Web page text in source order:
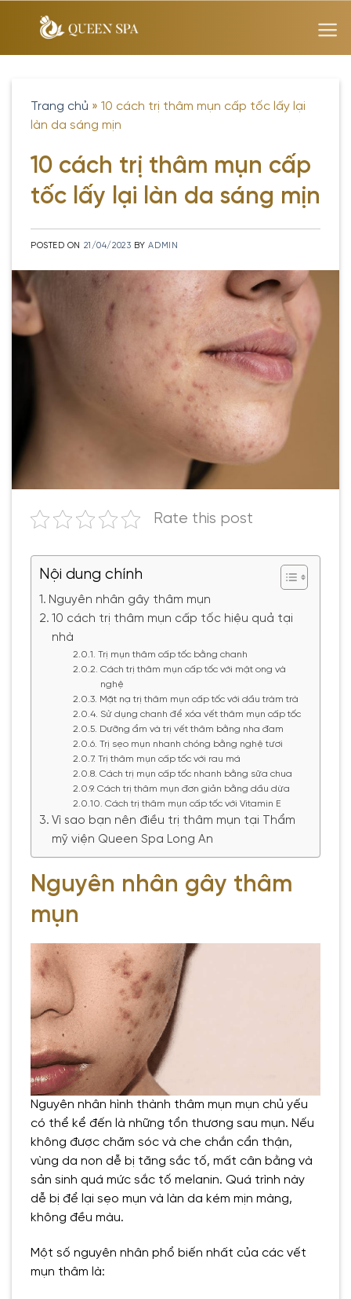
Trang chủ » 10 cách trị thâm mụn cấp tốc lấy lại
làn da sáng mịn
10 cách trị thâm mụn cấp
tốc lấy lại làn da sáng mịn
POSTED ON 21/04/2023 BYADMIN
Rate this post
Nội dung chính
Nguyên nhân gây thâm mụn
10 cách trị thâm mụn cấp tốc hiệu quả tại
nhà
Trị mụn thâm cấp tốc bằng chanh
Cách trị thâm mụn cấp tốc với mật ong và
nghệ
Mặt nạ trị thâm mụn cấp tốc với dầu tràm trà
Sử dụng chanh để xóa vết thâm mụn cấp tốc
Dưỡng ẩm và trị vết thâm bằng nha đam
Trị sẹo mụn nhanh chóng bằng nghệ tươi
Trị thâm mụn cấp tốc với rau má
Cách trị mụn cấp tốc nhanh bằng sữa chua
Cách trị thâm mụn đơn giản bằng dầu dừa
Cách trị thâm mụn cấp tốc với Vitamin E
Vì sao bạn nên điều trị thâm mụn tại Thẩm
mỹ viện Queen Spa Long An
Nguyên nhân gây thâm
mụn
Nguyên nhân hình thành thâm mụn mụn chủ yếu
có thể kể đến là những tổn thương sau mụn. Nếu
không được chăm sóc và che chắn cẩn thận,
vùng da non dễ bị tăng sắc tố, mất cân bằng và
sản sinh quá mức sắc tố melanin. Quá trình này
dễ bị để lại sẹo mụn và làn da kém mịn màng,
không đều màu.
Một số nguyên nhân phổ biến nhất của các vết
mụn thâm là: